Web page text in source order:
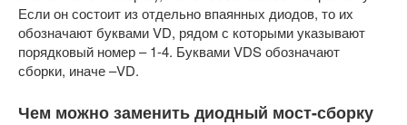
Если он состоит из отдельно впаянных диодов, то их
обозначают буквами VD, рядом с которыми указывают
порядковый номер – 1-4. Буквами VDS обозначают
сборки, иначе –VD.
Чем можно заменить диодный мост-сборку